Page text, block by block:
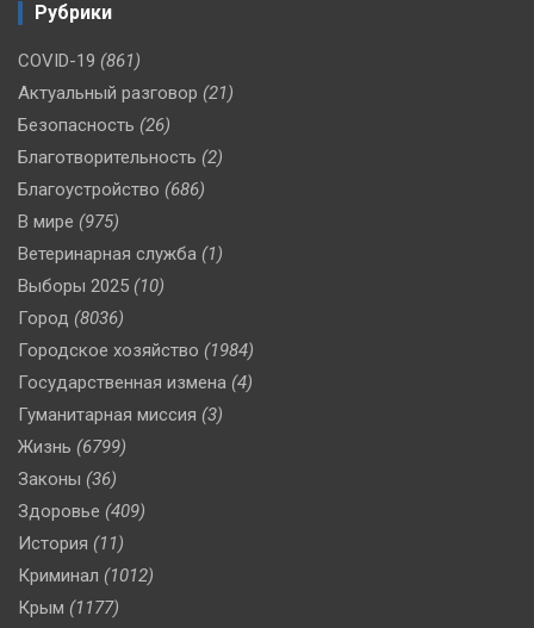
Рубрики
COVID-19 (861)
Актуальный разговор (21)
Безопасность (26)
Благотворительность (2)
Благоустройство (686)
В мире (975)
Ветеринарная служба (1)
Выборы 2025 (10)
Город (8036)
Городское хозяйство (1984)
Государственная измена (4)
Гуманитарная миссия (3)
Жизнь (6799)
Законы (36)
Здоровье (409)
История (11)
Криминал (1012)
Крым (1177)